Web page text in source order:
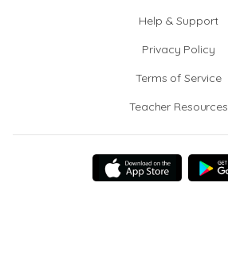
Help & Support
Privacy Policy
Terms of Service
Teacher Resources